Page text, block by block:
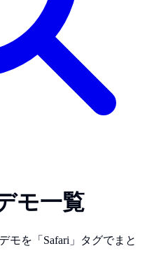
モ一覧
モを「 Safari 」タグでまと